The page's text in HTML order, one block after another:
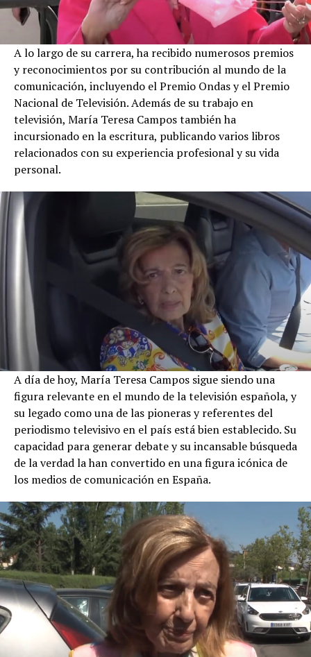
A lo largo de su carrera, ha recibido numerosos premios
y reconocimientos por su contribución al mundo de la
comunicación, incluyendo el Premio Ondas y el Premio
Nacional de Televisión. Además de su trabajo en
televisión, María Teresa Campos también ha
incursionado en la escritura, publicando varios libros
relacionados con su experiencia profesional y su vida
personal.
A día de hoy, María Teresa Campos sigue siendo una
figura relevante en el mundo de la televisión española, y
su legado como una de las pioneras y referentes del
periodismo televisivo en el país está bien establecido. Su
capacidad para generar debate y su incansable búsqueda
de la verdad la han convertido en una figura icónica de
los medios de comunicación en España.